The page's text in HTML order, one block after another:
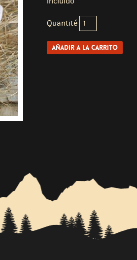
Quantité